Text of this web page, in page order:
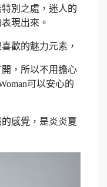
別之處，迷人的
現出來。
歡的魅力元素，
，所以不用擔心
可以安心的
感覺，是炎炎夏